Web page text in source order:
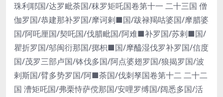
珠利耶国/达罗毗荼国/秣罗矩吒国卷第十一 二十三国 僧
伽罗国/恭建那补罗国/摩诃剌■国/跋禄羯咕婆国/摩腊婆
国/阿吒厘国/契吒国/伐腊毗国/阿难■补罗国/苏剌■国/
瞿折罗国/邬闽衍那国/掷枳■国/摩醯湿伐罗补罗国/信度
国/茂罗三部卢国/钵伐多国/阿点婆翅罗国/狼揭罗国/波
剌斯国/臂多势罗国/阿■荼国/伐刺孥国卷第十二 二十二
国 漕矩吒国/弗栗恃萨傥那国/安哩罗缚国/阔悉多国/活